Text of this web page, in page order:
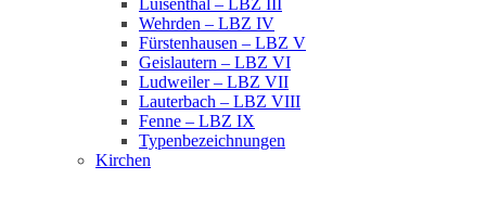
Luisenthal – LBZ III
Wehrden – LBZ IV
Fürstenhausen – LBZ V
Geislautern – LBZ VI
Ludweiler – LBZ VII
Lauterbach – LBZ VIII
Fenne – LBZ IX
Typenbezeichnungen
Kirchen